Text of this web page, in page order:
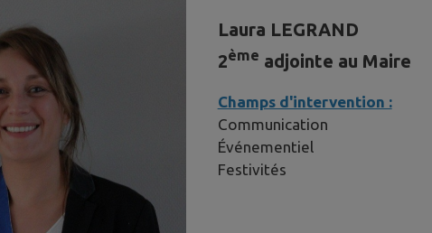
Laura LEGRAND
2ème adjointe au Maire
Champs d'intervention :
Communication
Événementiel
Festivités